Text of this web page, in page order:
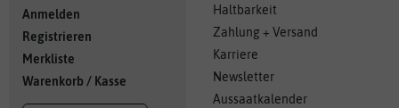
Anmelden
Registrieren
Merkliste
Warenkorb / Kasse
Haltbarkeit
Zahlung + Versand
Karriere
Newsletter
Aussaatkalender